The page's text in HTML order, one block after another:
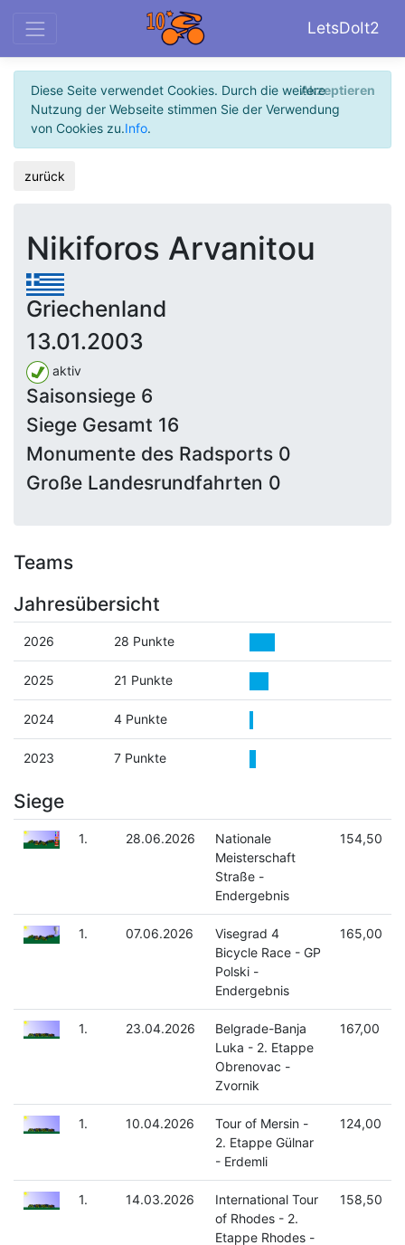
LetsDoIt2
Diese Seite verwendet Cookies. Durch die weitere
Nutzung der Webseite stimmen Sie der Verwendung
von Cookies zu.Info.
Akzeptieren
zurück
Nikiforos Arvanitou
Griechenland
13.01.2003
aktiv
Saisonsiege 6
Siege Gesamt 16
Monumente des Radsports 0
Große Landesrundfahrten 0
Teams
Jahresübersicht
2026 28 Punkte
2025 21 Punkte
2024 4 Punkte
2023 7 Punkte
Siege
1. 28.06.2026
Nationale
Meisterschaft
Straße -
Endergebnis
154,50
1. 07.06.2026
Visegrad 4
Bicycle Race - GP
Polski -
Endergebnis
165,00
1. 23.04.2026
Belgrade-Banja
Luka - 2. Etappe
Obrenovac -
Zvornik
167,00
1. 10.04.2026
Tour of Mersin -
2. Etappe Gülnar
- Erdemli
124,00
1. 14.03.2026
International Tour
of Rhodes - 2.
Etappe Rhodes -
158,50